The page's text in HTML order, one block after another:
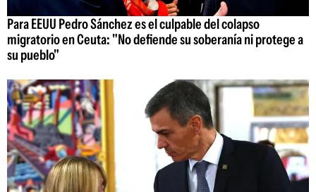
Para EEUU Pedro Sánchez es el culpable del colapso
migratorio en Ceuta: "No defiende su soberanía ni protege a
su pueblo"